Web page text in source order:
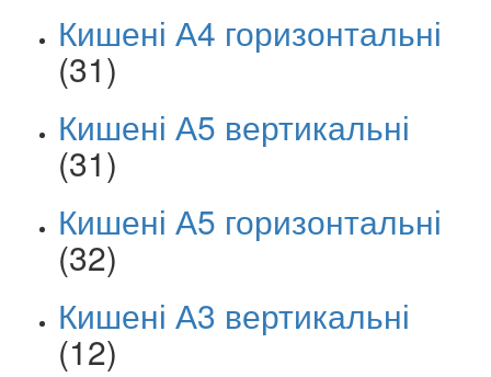
Кишені А4 горизонтальні
(31)
Кишені А5 вертикальні
(31)
Кишені А5 горизонтальні
(32)
Кишені А3 вертикальні
(12)